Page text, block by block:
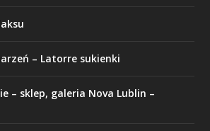
– Latorre sukienki
– sklep, galeria Nova Lublin –